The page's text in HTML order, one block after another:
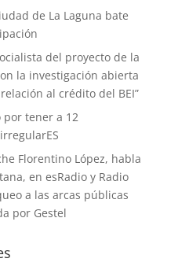
de La Laguna bate
del proyecto de la
la investigación abierta
al crédito del BEI”
tener a 12
Florentino López, habla
en esRadio y Radio
a las arcas públicas
por Gestel